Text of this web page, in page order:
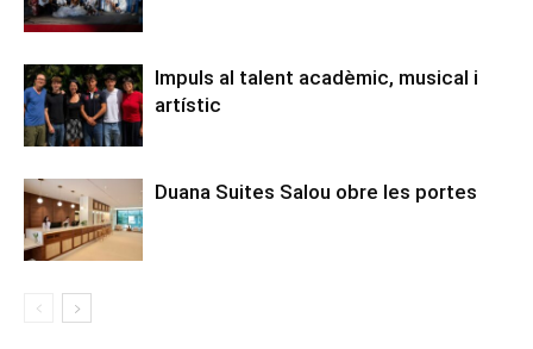
Impuls al talent acadèmic, musical i
artístic
Duana Suites Salou obre les portes